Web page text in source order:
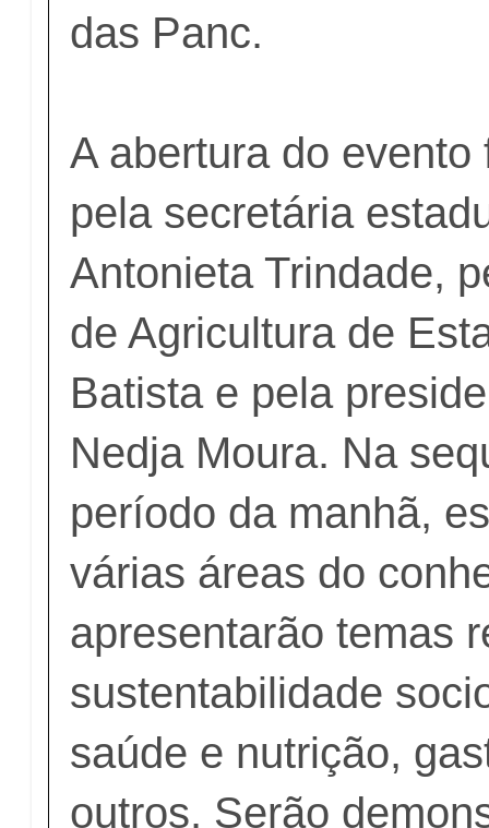
das Panc.
A abertura do evento
pela secretária
Antonieta Trindade,
de Agricultura de
Batista e pela
Nedja Moura. Na
período da manhã,
várias áreas do
apresentarão temas
sustentabilidade
saúde e nutrição,
outros. Serão